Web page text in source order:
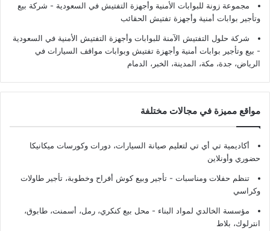
مجموعة زونة للبوابات الأمنية وأجهزة التفتيش في السعودية - شركة بيع
وتأجير بوابات أمنية وأجهزة تفتيش الحقائب
شركة حلول التفتيش الآمنة للبوابات وأجهزة التفتيش الأمنية في السعودية
- بيع وتأجير بوابات أمنية وأجهزة تفتيش وبوابات مواقف السيارات في
الرياض، جدة، مكة، المدينة، الخبر، الدمام
مواقع مميزة في مجالات مختلفة
أكاديمية تي أي تي لتعليم صيانة السيارات، دورات وكورسات ميكانيكا
حضوري وأونلاين
تنظم حفلات ومناسبات - تأجير وبيع كوش أفراح وخطوبة، تأجير طاولات
وكراسي
مؤسسة الخالدي لمواد البناء - محل بيع كنكري، رمل، أسمنت، طابوق،
انترلوك، بلاط